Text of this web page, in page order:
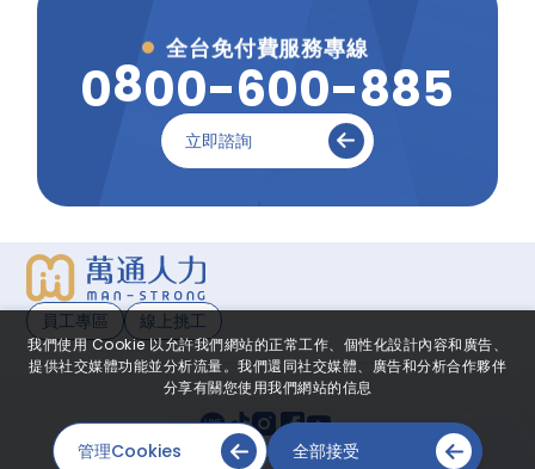
全台免付費服務專線
0800-600-885
立即諮詢
員工專區 線上挑工
© 2026 © MAN-STRONG All Rights Reserved. iBest
我們使用 Cookie 以允許我們網站的正常工作、個性化設計內容和廣告、
提供社交媒體功能並分析流量。我們還同社交媒體、廣告和分析合作夥伴
分享有關您使用我們網站的信息
管理Cookies 全部接受